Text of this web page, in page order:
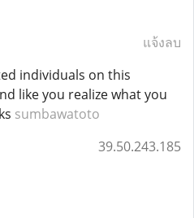
แจ้งลบ
individuals on this
like you realize what you
sumbawatoto
39.50.243.185